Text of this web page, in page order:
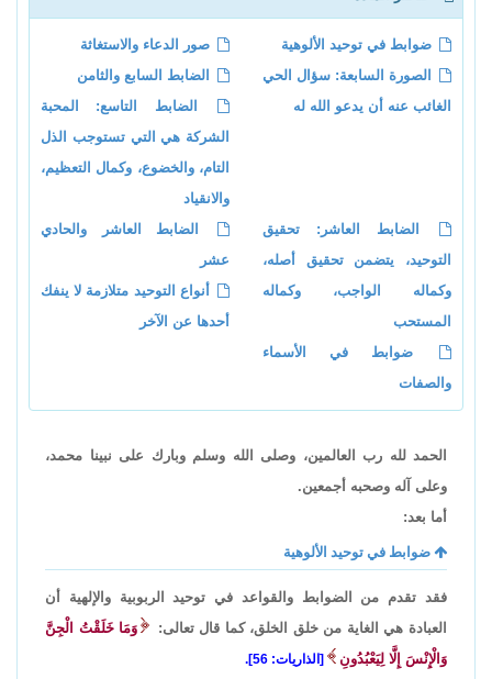
ضوابط في توحيد الألوهية
صور الدعاء والاستغاثة
الصورة السابعة: سؤال الحي
الغائب عنه أن يدعو الله له
الضابط السابع والثامن
الضابط التاسع: المحبة
الشركة هي التي تستوجب الذل
التام، والخضوع، وكمال التعظيم،
والانقياد
الضابط العاشر: تحقيق
التوحيد، يتضمن تحقيق أصله،
وكماله الواجب، وكماله
المستحب
الضابط العاشر والحادي
عشر
أنواع التوحيد متلازمة لا ينفك
أحدها عن الآخر
ضوابط في الأسماء
والصفات
الحمد لله رب العالمين، وصلى الله وسلم وبارك على نبينا محمد،
وعلى آله وصحبه أجمعين.
أما بعد:
ضوابط في توحيد الألوهية
فقد تقدم من الضوابط والقواعد في توحيد الربوبية والإلهية أن
العبادة هي الغاية من خلق الخلق، كما قال تعالى:
وَمَا خَلَقْتُ الْجِنَّ
وَالْإِنْسَ إِلَّا لِيَعْبُدُونِ
[الذاريات: 56].